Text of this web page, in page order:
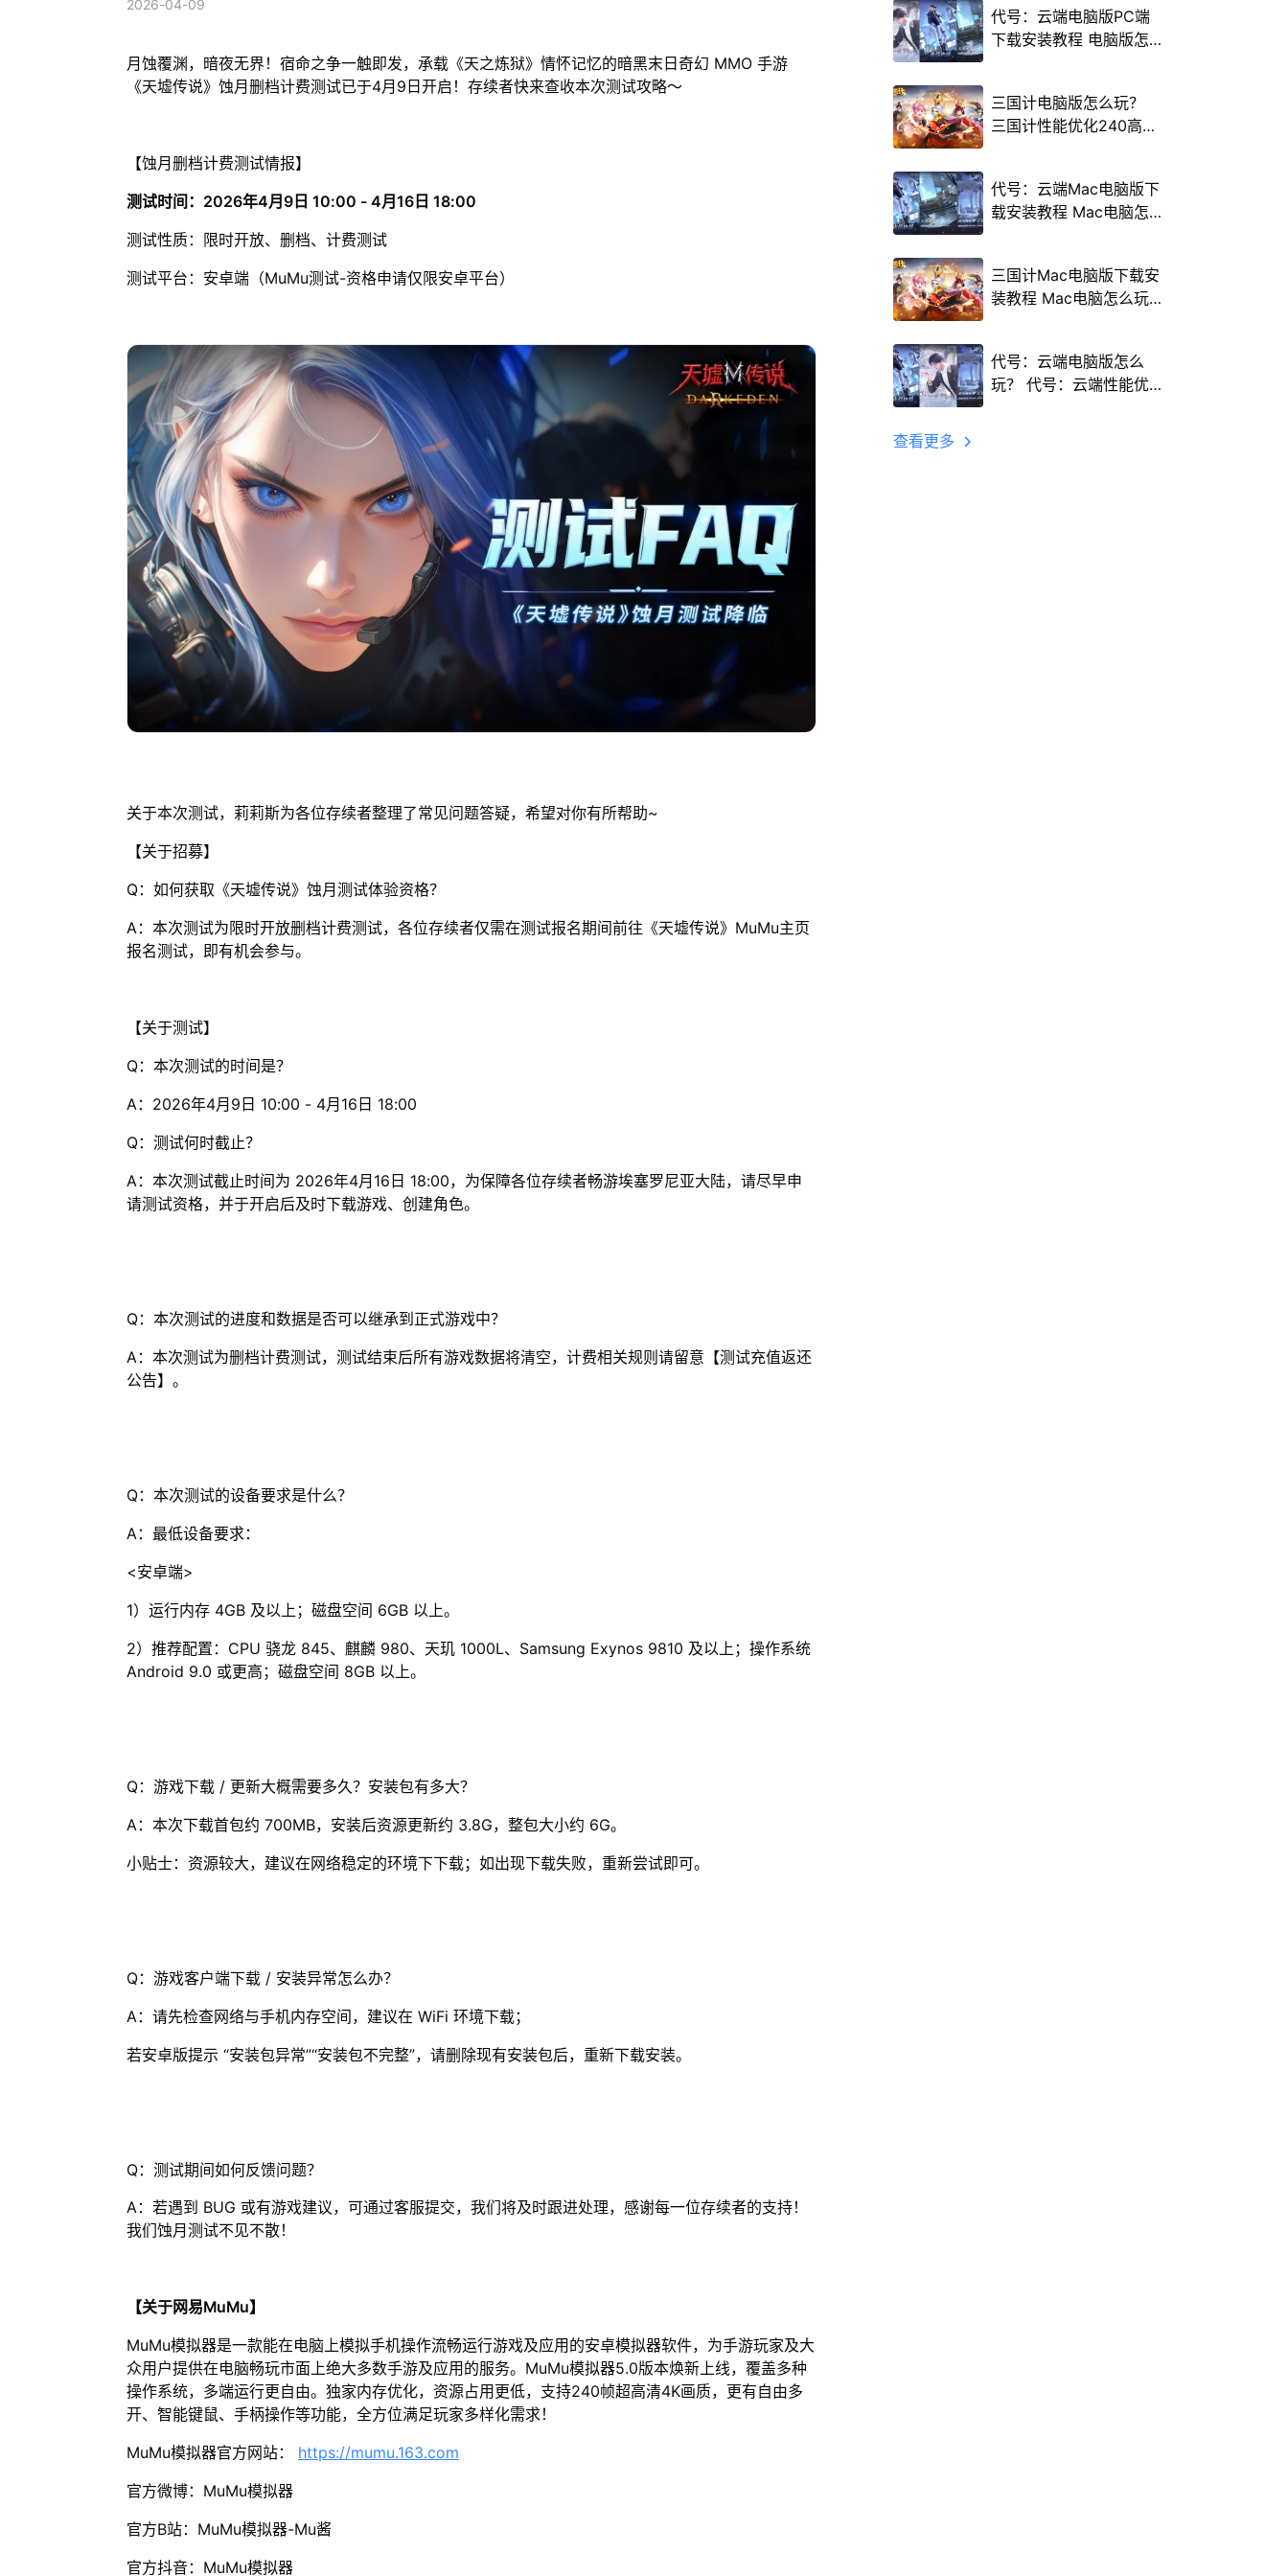
2026-04-09
月蚀覆渊，暗夜无界！宿命之争一触即发，承载《天之炼狱》情怀记忆的暗黑末日奇幻 MMO 手游
《天墟传说》蚀月删档计费测试已于4月9日开启！存续者快来查收本次测试攻略～
【蚀月删档计费测试情报】
测试时间：2026年4月9日 10:00 - 4月16日 18:00
测试性质：限时开放、删档、计费测试
测试平台：安卓端（MuMu测试-资格申请仅限安卓平台）
关于本次测试，莉莉斯为各位存续者整理了常见问题答疑，希望对你有所帮助~
【关于招募】
Q：如何获取《天墟传说》蚀月测试体验资格？
A：本次测试为限时开放删档计费测试，各位存续者仅需在测试报名期间前往《天墟传说》MuMu主页
报名测试，即有机会参与。
【关于测试】
Q：本次测试的时间是？
A：2026年4月9日 10:00 - 4月16日 18:00
Q：测试何时截止？
A：本次测试截止时间为 2026年4月16日 18:00，为保障各位存续者畅游埃塞罗尼亚大陆，请尽早申
请测试资格，并于开启后及时下载游戏、创建角色。
Q：本次测试的进度和数据是否可以继承到正式游戏中？
A：本次测试为删档计费测试，测试结束后所有游戏数据将清空，计费相关规则请留意【测试充值返还
公告】。
Q：本次测试的设备要求是什么？
A：最低设备要求：
<安卓端>
1）运行内存 4GB 及以上；磁盘空间 6GB 以上。
2）推荐配置：CPU 骁龙 845、麒麟 980、天玑 1000L、Samsung Exynos 9810 及以上；操作系统
Android 9.0 或更高；磁盘空间 8GB 以上。
Q：游戏下载 / 更新大概需要多久？安装包有多大？
A：本次下载首包约 700MB，安装后资源更新约 3.8G，整包大小约 6G。
小贴士：资源较大，建议在网络稳定的环境下下载；如出现下载失败，重新尝试即可。
Q：游戏客户端下载 / 安装异常怎么办？
A：请先检查网络与手机内存空间，建议在 WiFi 环境下载；
若安卓版提示 “安装包异常”“安装包不完整”，请删除现有安装包后，重新下载安装。
Q：测试期间如何反馈问题？
A：若遇到 BUG 或有游戏建议，可通过客服提交，我们将及时跟进处理，感谢每一位存续者的支持！
我们蚀月测试不见不散！
【关于网易MuMu】
MuMu模拟器是一款能在电脑上模拟手机操作流畅运行游戏及应用的安卓模拟器软件，为手游玩家及大
众用户提供在电脑畅玩市面上绝大多数手游及应用的服务。MuMu模拟器5.0版本焕新上线，覆盖多种
操作系统，多端运行更自由。独家内存优化，资源占用更低，支持240帧超高清4K画质，更有自由多
开、智能键鼠、手柄操作等功能，全方位满足玩家多样化需求！
MuMu模拟器官方网站： https://mumu.163.com
官方微博：MuMu模拟器
官方B站：MuMu模拟器-Mu酱
官方抖音：MuMu模拟器
代号：云端电脑版PC端
下载安装教程 电脑版怎
三国计电脑版怎么玩？
三国计性能优化240高帧
代号：云端Mac电脑版下
载安装教程 Mac电脑怎
三国计Mac电脑版下载安
装教程 Mac电脑怎么玩
代号：云端电脑版怎么
玩？ 代号：云端性能优
查看更多